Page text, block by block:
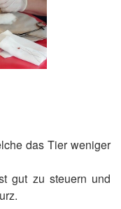
das Tier weniger
zu steuern und